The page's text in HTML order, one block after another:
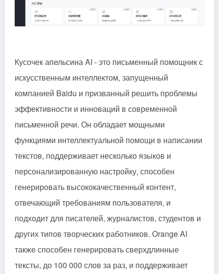
Кусочек апельсинаAI - это письменный помощник с
искусственным интеллектом, запущенный
компанией Baidu и призванный решить проблемы
эффективности и инноваций в современной
письменной речи. Он обладает мощными
функциями интеллектуальной помощи в написании
текстов, поддерживает несколько языков и
персонализированную настройку, способен
генерировать высококачественный контент,
отвечающий требованиям пользователя, и
подходит для писателей, журналистов, студентов и
других типов творческих работников. Orange AI
также способен генерировать сверхдлинные
тексты, до 100 000 слов за раз, и поддерживает